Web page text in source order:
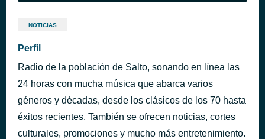
NOTICIAS
Perfil
Radio de la población de Salto, sonando en línea las
24 horas con mucha música que abarca varios
géneros y décadas, desde los clásicos de los 70 hasta
éxitos recientes. También se ofrecen noticias, cortes
culturales, promociones y mucho más entretenimiento.